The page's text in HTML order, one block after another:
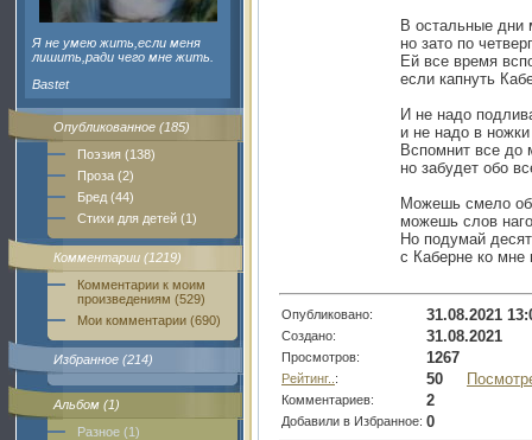
Я не умею жить,если меня
лишить,ради чего мне жить.
Bastet
Опубликованное (185)
Поэзия (138)
Проза (2)
Бред (44)
Стихи для детей (1)
Комментарии (1219)
Комментарии к моим
произведениям (529)
Мои комментарии (690)
Избранное (214)
Альбом (1)
Разное (1)
В остальные дни
но зато по
Ей все время
если капнуть
И не надо
и не надо в
Вспомнит все до
но забудет обо
Можешь смело
можешь слов
Но подумай
с Каберне ко мне
Опубликовано: 31.08.2021
Создано: 31.08.2021
Просмотров: 1267
Рейтинг.. : 50
Комментариев: 2
Добавили в Избранное: 0